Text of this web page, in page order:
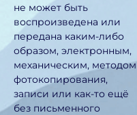
не может быть
воспроизведена или
передана каким-либо
образом, электронным,
механическим, методом
фотокопирования,
записи или как-то ещё
без письменного